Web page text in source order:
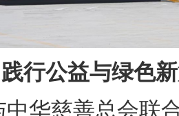
行公益与绿色
华慈善总会联